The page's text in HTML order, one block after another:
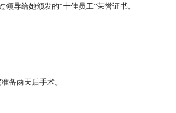
导给她颁发的“十佳员工”荣誉证书。
备两天后手术。